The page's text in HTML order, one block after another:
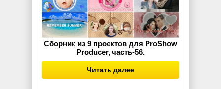
Сборник из 9 проектов для ProShow
Producer, часть-56.
Читать далее